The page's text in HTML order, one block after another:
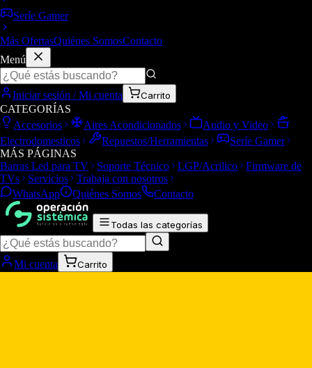
Seríe Gamer
Más OfertasQuiénes SomosContacto
Menú
Iniciar sesión / Mi cuenta Carrito
CATEGORÍAS
Accesorios
Aires Acondicionados
Audio y Video
Electrodomesticos
Repuestos/Herramientas
Seríe Gamer
MÁS PÁGINAS
Barras Led para TV
Soporte Técnico LGP/Acrilico
Firmware de
TVs
Servicios
Trabaja con nosotros
WhatsApp
Quiénes Somos Contacto
Todas las categorías
Mi cuenta Carrito